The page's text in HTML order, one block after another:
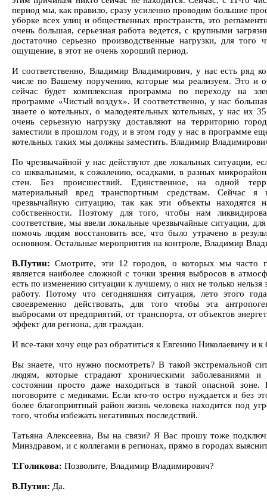
период мы, как правило, сразу усиленно проводим большие
уборке всех улиц и общественных пространств, это
очень большая, серьезная работа ведется, с крупными
достаточно серьезно производственные нагрузки, для
ощущение, в этот не очень хороший период.
И соответственно, Владимир Владимирович, у нас есть ряд
числе по Вашему поручению, которые мы реализуем. Это и
сейчас будет комплексная программа по переходу на
программе «Чистый воздух». И соответственно, у нас
знаете о котельных, о малодеятельных котельных, у нас их
очень серьезную нагрузку доставляют на территорию
заместили в прошлом году, и в этом году у нас в программе
котельных таких мы должны заместить. Владимир
По чрезвычайной у нас действуют две локальных ситуации,
со шквальными, к сожалению, осадками, в разных
стен. Без происшествий. Единственное, на одной
материальный вред транспортным средствам. Сейчас
чрезвычайную ситуацию, так как эти объекты находятся
собственности. Поэтому для того, чтобы нам
соответствие, мы ввели локальные чрезвычайные ситуации,
помочь людям восстановить все, что было утрачено в
основном. Остальные мероприятия на контроле, Владимир
В.Путин:Смотрите, эти 12 городов, о которых мы часто
является наиболее сложной с точки зрения выбросов в
есть по изменению ситуации к лучшему, о них не только нельзя
работу. Потому что сегодняшняя ситуация, лето этого
своевременно действовать, для того чтобы эта
выбросами от предприятий, от транспорта, от объектов
эффект для региона, для граждан.
И все-таки хочу еще раз обратиться к Евгению Николаевичу и к
Вы знаете, что нужно посмотреть? В такой экстремальной
людям, которые страдают хроническими заболеваниями
состоянии просто даже находиться в такой опасной
поговорите с медиками. Если кто-то остро нуждается и без
более благоприятный район жизнь человека находится под
того, чтобы избежать негативных последствий.
Татьяна Алексеевна, Вы на связи? Я Вас прошу тоже
Минздравом, и с коллегами в регионах, прямо в городах
Т.Голикова: Позволите, Владимир Владимирович?
В.Путин: Да.